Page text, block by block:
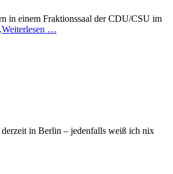
in einem Fraktionssaal der CDU/CSU im
Weiterlesen …
in Berlin – jedenfalls weiß ich nix